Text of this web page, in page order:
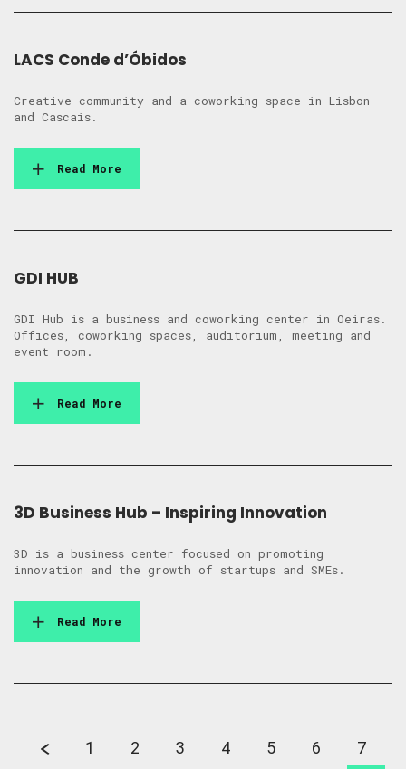
LACS Conde d’Óbidos
Creative community and a coworking space in Lisbon
and Cascais.
Read More
GDI HUB
GDI Hub is a business and coworking center in Oeiras.
Offices, coworking spaces, auditorium, meeting and
event room.
Read More
3D Business Hub – Inspiring Innovation
3D is a business center focused on promoting
innovation and the growth of startups and SMEs.
Read More
1 2 3 4 5 6
7